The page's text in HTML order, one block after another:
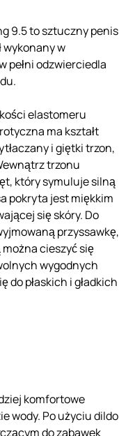
9.5 to sztuczny penis
wykonany w
pełni odzwierciedla
elastomeru
ma kształt
i giętki trzon,
trzonu
który symuluje silną
pokryta jest miękkim
się skóry. Do
przyssawkę,
cieszyć się
wygodnych
do płaskich i gładkich
komfortowe
wody. Po użyciu dildo
do zabawek